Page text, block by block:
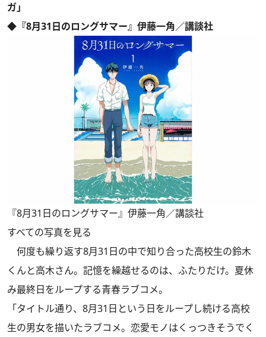
ガ」
◆『8月31日のロングサマー』伊藤一角／講談社
『8月31日のロングサマー』伊藤一角／講談社
すべての写真を見る
何度も繰り返す8月31日の中で知り合った高校生の鈴木
くんと高木さん。記憶を繰越せるのは、ふたりだけ。夏休
み最終日をループする青春ラブコメ。
「タイトル通り、8月31日という日をループし続ける高校
生の男女を描いたラブコメ。恋愛モノはくっつきそうでく